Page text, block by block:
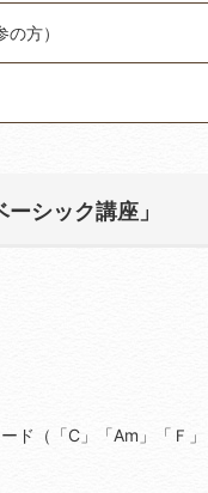
方）
シック講座」
ド（「C」「Am」「Ｆ」